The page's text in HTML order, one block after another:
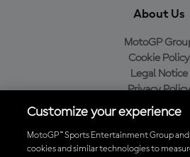
About Us
MotoGP
Cookie Policy
Legal Notice
Privacy Policy
Purchase Policy
Customize your experience
MotoGP™ Sports Entertainment Group and
cookies and similar technologies to